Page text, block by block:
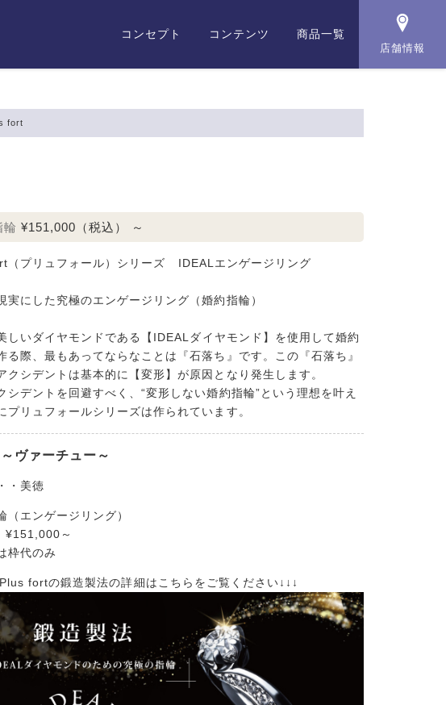
コンセプト コンテンツ 商品一覧
店舗情報
fort
輪 ¥151,000 （税込） ～
（プリュフォール）シリーズ IDEALエンゲージリング
実にした究極のエンゲージリング（婚約指輪）
しいダイヤモンドである【IDEALダイヤモンド】を使用して婚約
る際、最もあってならなことは『石落ち』です。この『石落ち』
クシデントは基本的に【変形】が原因となり発生します。
シデントを回避すべく、“変形しない婚約指輪”という理想を叶え
プリュフォールシリーズは作られています。
ヴァーチュー～
・美徳
（エンゲージリング）
～
枠代のみ
fortの鍛造製法の詳細はこちらをご覧ください↓↓↓